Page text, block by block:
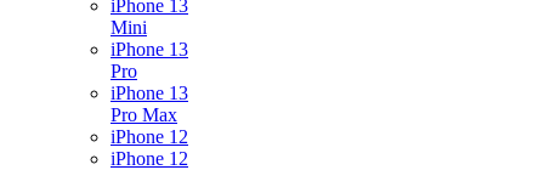
iPhone 13
Mini
iPhone 13
Pro
iPhone 13
Pro Max
iPhone 12
iPhone 12